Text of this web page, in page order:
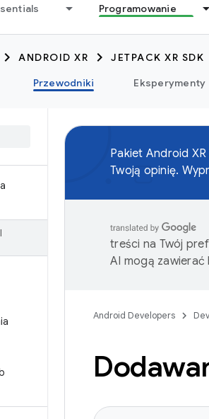
Programowanie
ANDROID XR
JETPACK XR SDK
Przewodniki Eksperymenty
Pakiet Android XR
Twoją opinię.
treści na Twój
AI mogą zawierać
Android Developers